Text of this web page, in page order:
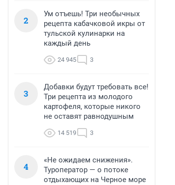
2
Ум отъешь! Три необычных
рецепта кабачковой икры от
тульской кулинарки на
каждый день
24 945 3
3
Добавки будут требовать все!
Три рецепта из молодого
картофеля, которые никого
не оставят равнодушным
14 519 3
4
«Не ожидаем снижения».
Туроператор — о потоке
отдыхающих на Черное море